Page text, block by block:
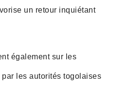
un retour inquiétant
également sur les
les autorités togolaises